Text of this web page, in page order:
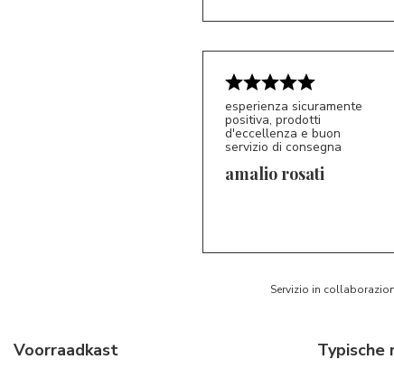
esperienza sicuramente
positiva, prodotti
d'eccellenza e buon
servizio di consegna
amalio rosati
Servizio in
Voorraadkast